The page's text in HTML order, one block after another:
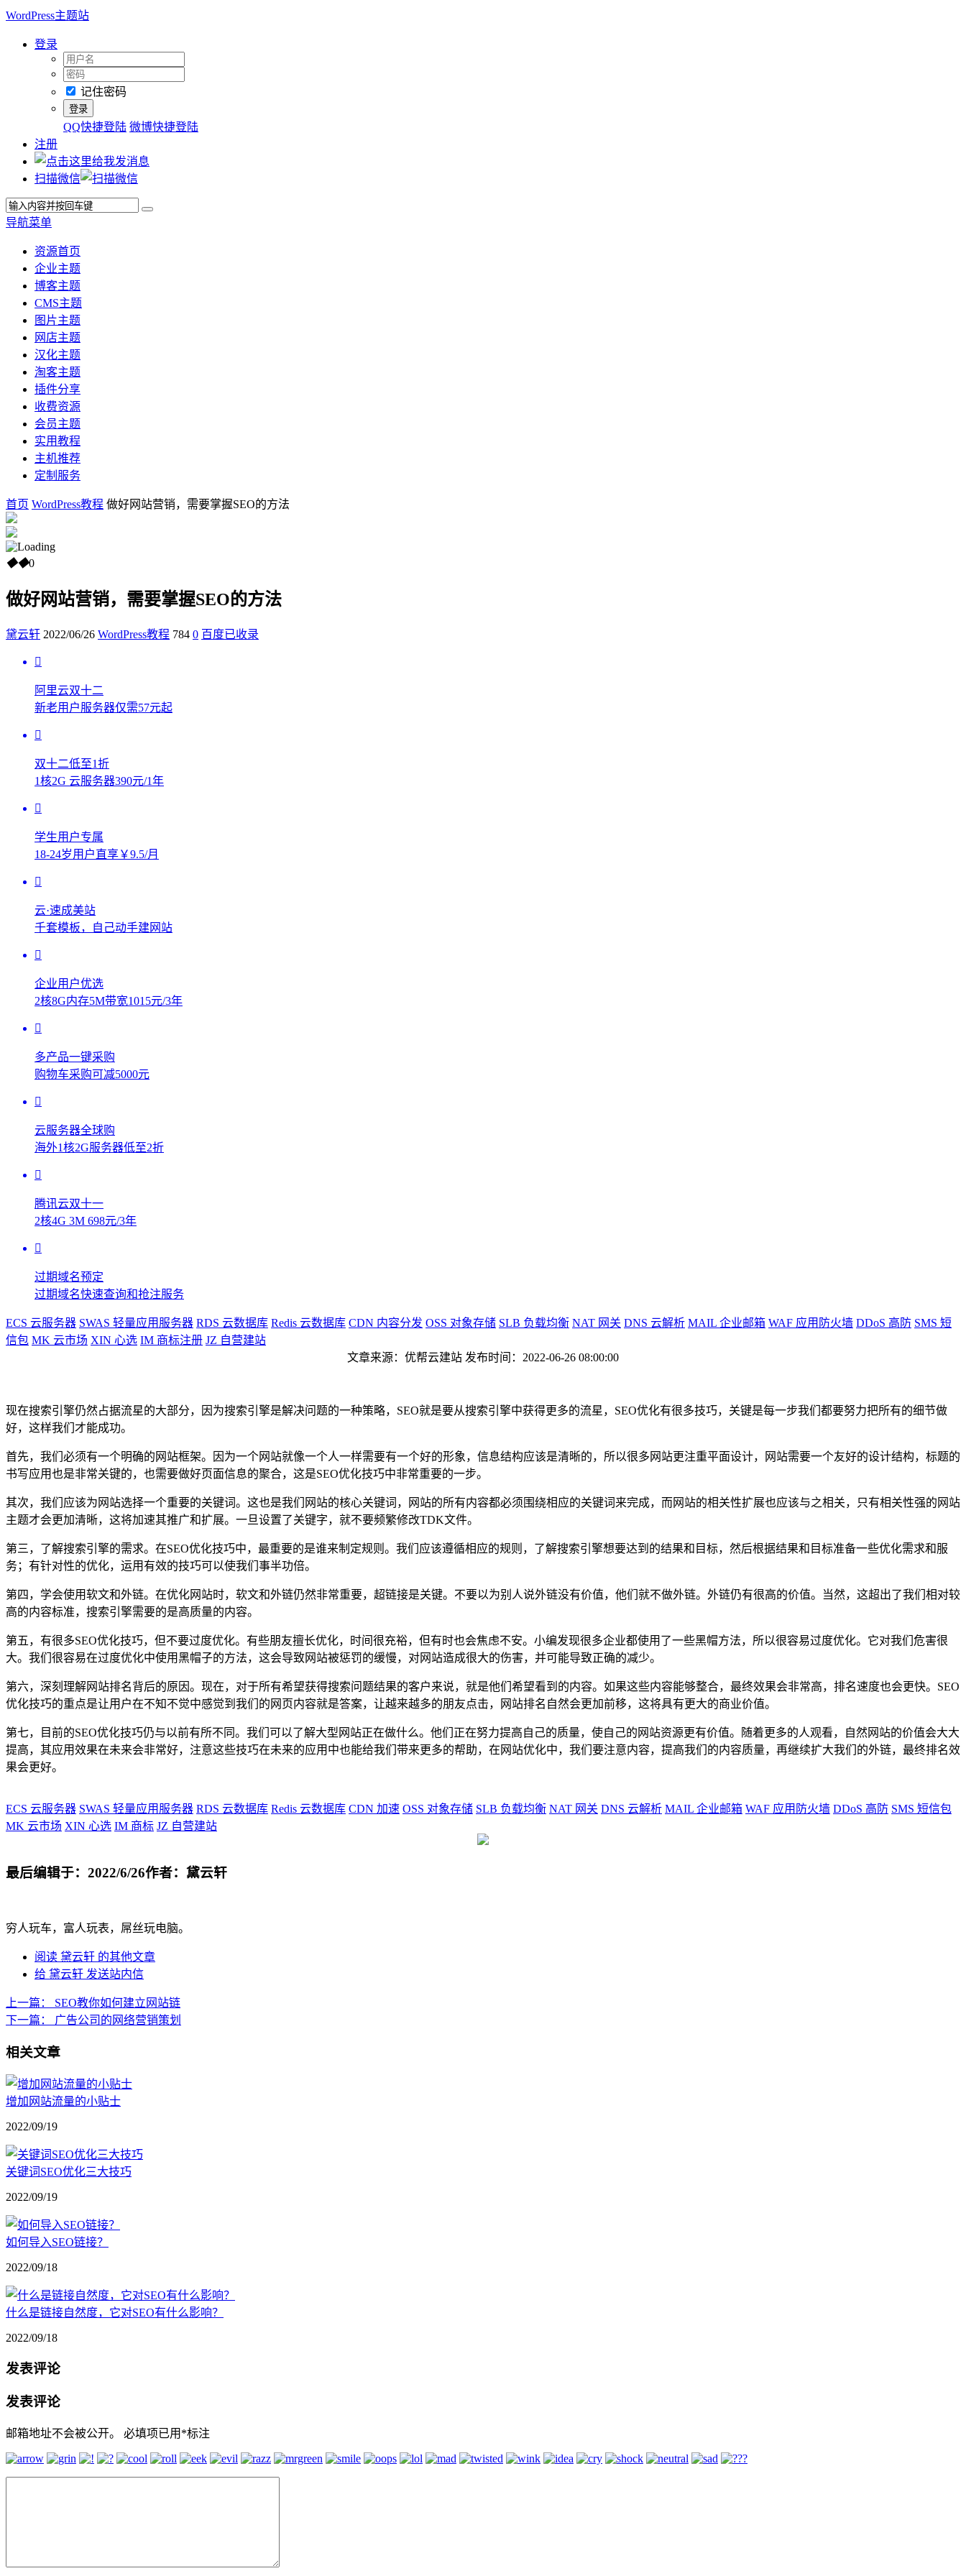
WordPress主题站
登录
记住密码
QQ快捷登陆 微博快捷登陆
注册
扫描微信
导航菜单
资源首页
企业主题
博客主题
CMS主题
图片主题
网店主题
汉化主题
淘客主题
插件分享
收费资源
会员主题
实用教程
主机推荐
定制服务
首页 WordPress教程 做好网站营销，需要掌握SEO的方法
◆◆0
做好网站营销，需要掌握SEO的方法
黛云轩 2022/06/26 WordPress教程 784 0 百度已收录
阿里云双十二
新老用户服务器仅需57元起
双十二低至1折
1核2G 云服务器390元/1年
学生用户专属
18-24岁用户直享￥9.5/月
云·速成美站
千套模板，自己动手建网站
企业用户优选
2核8G内存5M带宽1015元/3年
多产品一键采购
购物车采购可减5000元
云服务器全球购
海外1核2G服务器低至2折
腾讯云双十一
2核4G 3M 698元/3年
过期域名预定
过期域名快速查询和抢注服务
ECS 云服务器 SWAS 轻量应用服务器 RDS 云数据库 Redis 云数据库 CDN 内容分发 OSS 对象存储 SLB 负载均衡 NAT 网关 DNS 云解析 MAIL 企业邮箱 WAF 应用防火墙 DDoS 高防 SMS 短
信包 MK 云市场 XIN 心选 IM 商标注册 JZ 自营建站
文章来源：优帮云建站 发布时间：2022-06-26 08:00:00
现在搜索引擎仍然占据流星的大部分，因为搜索引擎是解决问题的一种策略，SEO就是要从搜索引擎中获得更多的流星，SEO优化有很多技巧，关键是每一步我们都要努力把所有的细节做
好，这样我们才能成功。
首先，我们必须有一个明确的网站框架。因为一个网站就像一个人一样需要有一个好的形象，信息结构应该是清晰的，所以很多网站更注重平面设计，网站需要一个友好的设计结构，标题的
书写应用也是非常关键的，也需要做好页面信息的聚合，这是SEO优化技巧中非常重要的一步。
其次，我们应该为网站选择一个重要的关键词。这也是我们网站的核心关键词，网站的所有内容都必须围绕相应的关键词来完成，而网站的相关性扩展也应该与之相关，只有相关性强的网站
主题才会更加清晰，这将加速其推广和扩展。一旦设置了关键字，就不要频繁修改TDK文件。
第三，了解搜索引擎的需求。在SEO优化技巧中，最重要的是谁来制定规则。我们应该遵循相应的规则，了解搜索引擎想要达到的结果和目标，然后根据结果和目标准备一些优化需求和服
务；有针对性的优化，运用有效的技巧可以使我们事半功倍。
第四，学会使用软文和外链。在优化网站时，软文和外链仍然非常重要，超链接是关键。不要以为别人说外链没有价值，他们就不做外链。外链仍有很高的价值。当然，这超出了我们相对较
高的内容标准，搜索引擎需要的是高质量的内容。
第五，有很多SEO优化技巧，但不要过度优化。有些朋友擅长优化，时间很充裕，但有时也会焦虑不安。小编发现很多企业都使用了一些黑帽方法，所以很容易过度优化。它对我们危害很
大。我们很容易在过度优化中使用黑帽子的方法，这会导致网站被惩罚的缓慢，对网站造成很大的伤害，并可能导致正确的减少。
第六，深刻理解网站排名背后的原因。现在，对于所有希望获得搜索问题结果的客户来说，就是他们希望看到的内容。如果这些内容能够整合，最终效果会非常高，排名速度也会更快。SEO
优化技巧的重点是让用户在不知不觉中感觉到我们的网页内容就是答案，让越来越多的朋友点击，网站排名自然会更加前移，这将具有更大的商业价值。
第七，目前的SEO优化技巧仍与以前有所不同。我们可以了解大型网站正在做什么。他们正在努力提高自己的质量，使自己的网站资源更有价值。随着更多的人观看，自然网站的价值会大大
提高，其应用效果在未来会非常好，注意这些技巧在未来的应用中也能给我们带来更多的帮助，在网站优化中，我们要注意内容，提高我们的内容质量，再继续扩大我们的外链，最终排名效
果会更好。
ECS 云服务器 SWAS 轻量应用服务器 RDS 云数据库 Redis 云数据库 CDN 加速 OSS 对象存储 SLB 负载均衡 NAT 网关 DNS 云解析 MAIL 企业邮箱 WAF 应用防火墙 DDoS 高防 SMS 短信包
MK 云市场 XIN 心选 IM 商标 JZ 自营建站
最后编辑于：2022/6/26作者：黛云轩
穷人玩车，富人玩表，屌丝玩电脑。
阅读 黛云轩 的其他文章
给 黛云轩 发送站内信
上一篇：
SEO教你如何建立网站链
下一篇：
广告公司的网络营销策划
相关文章
增加网站流量的小贴士
2022/09/19
关键词SEO优化三大技巧
2022/09/19
如何导入SEO链接？
2022/09/18
什么是链接自然度，它对SEO有什么影响？
2022/09/18
发表评论
发表评论
邮箱地址不会被公开。 必填项已用 *标注